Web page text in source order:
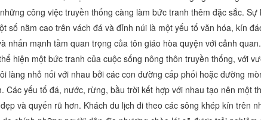
công việc truyền thống càng làm bức tranh thêm đặc sắc. Sự
số nằm cao trên vách đá và đỉnh núi là một yếu tố văn hóa, kín
nhấn mạnh tầm quan trọng của tôn giáo hòa quyện với cảnh
hiện một bức tranh của cuộc sống nông thôn truyền thống, với
làng nhỏ nối với nhau bởi các con đường cấp phối hoặc đường
Các yếu tố đá, nước, rừng, bầu trời kết hợp với nhau tạo nên một
và quyến rũ hơn. Khách du lịch đi theo các sông khép kín trên